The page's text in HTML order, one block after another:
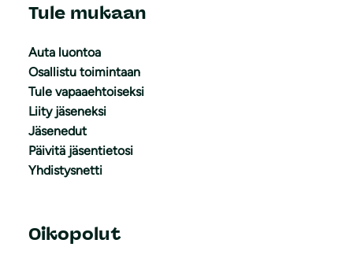
Tule mukaan
Auta luontoa
Osallistu toimintaan
Tule vapaaehtoiseksi
Liity jäseneksi
Jäsenedut
Päivitä jäsentietosi
Yhdistysnetti
Oikopolut